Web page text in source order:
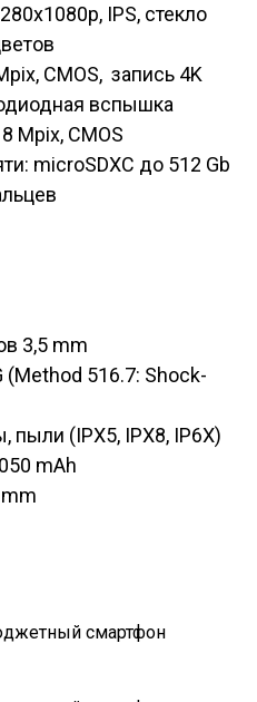
IPS, стекло
CMOS, запись 4K
вспышка
Mpix, CMOS
microSDXC до 512 Gb
3,5 mm
516.7: Shock-
пыли (IPX5, IPX8, IP6X)
mAh